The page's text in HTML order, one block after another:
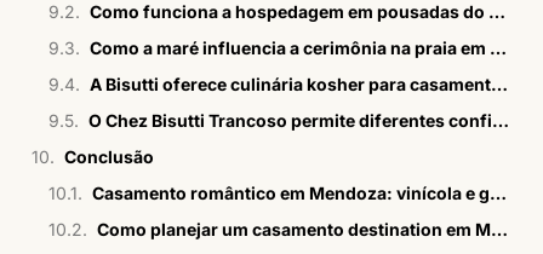
Como funciona a hospedagem em pousadas do Quadrado para casamentos em Trancoso?
Como a maré influencia a cerimônia na praia em Trancoso?
A Bisutti oferece culinária kosher para casamentos em Trancoso?
O Chez Bisutti Trancoso permite diferentes configurações de layout?
Conclusão
Casamento romântico em Mendoza: vinícola e gestão 360°
Como planejar um casamento destination em Mendoza